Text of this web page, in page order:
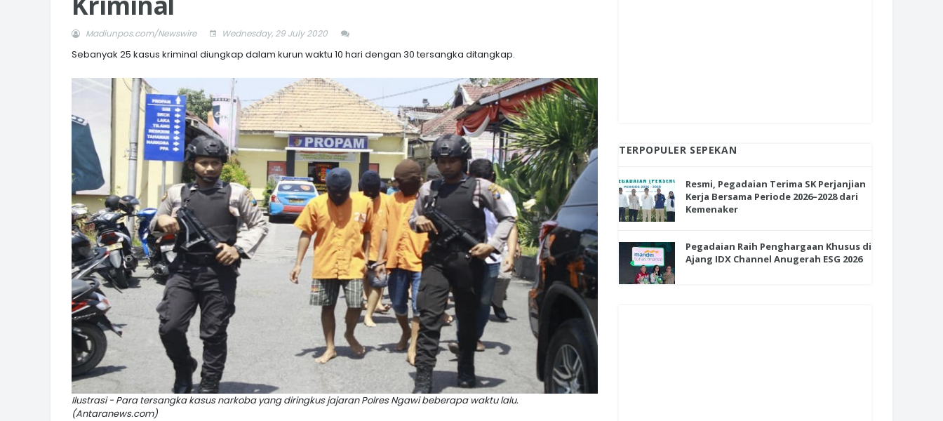
Madiunpos.com/Newswire Wednesday, 29 July 2020
Sebanyak 25 kasus kriminal diungkap dalam kurun waktu 10 hari dengan 30 tersangka ditangkap.
Ilustrasi - Para tersangka kasus narkoba yang diringkus jajaran Polres Ngawi beberapa waktu lalu.
(Antaranews.com)
TERPOPULER SEPEKAN
Resmi, Pegadaian Terima SK Perjanjian
Kerja Bersama Periode 2026–2028 dari
Kemenaker
Pegadaian Raih Penghargaan Khusus di
Ajang IDX Channel Anugerah ESG 2026